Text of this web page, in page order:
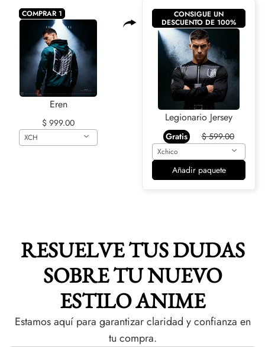
COMPRAR 1
Eren
$ 999.00
XCH
CONSIGUE UN
DESCUENTO DE 100%
Legionario Jersey
Gratis $ 599.00
Xchico
Añadir paquete
RESUELVE TUS DUDAS
SOBRE TU NUEVO
ESTILO ANIME
Estamos aquí para garantizar claridad y confianza en
tu compra.